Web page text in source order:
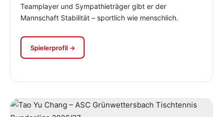
Teamplayer und Sympathieträger gibt er der
Mannschaft Stabilität – sportlich wie menschlich.
Spielerprofil →